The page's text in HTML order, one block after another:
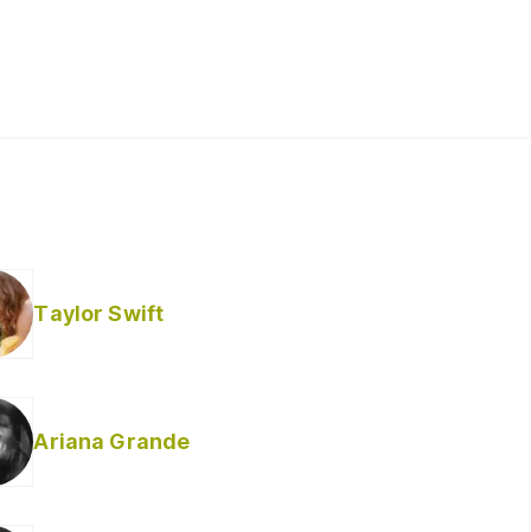
Taylor Swift
Ariana Grande